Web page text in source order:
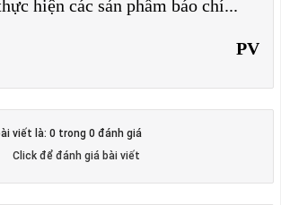
hiện các sản phẩm báo chí...
PV
viết là: 0 trong 0 đánh giá
Click để đánh giá bài viết